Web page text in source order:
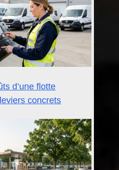
d’une flotte
concrets